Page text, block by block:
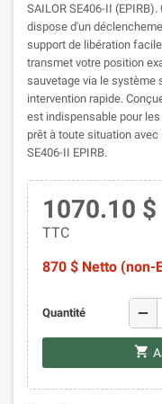
SAILOR SE406-II
dispose d'un
support de libération
transmet votre position
sauvetage via le système
intervention rapide.
est indispensable pour
prêt à toute situation
SE406-II EPIRB.
1070.10 $
TTC
870 $ Netto (non-
Quantité remove
shopping_cart